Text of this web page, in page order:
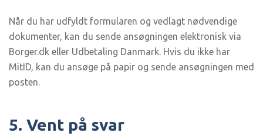
Når du har udfyldt formularen og vedlagt nødvendige
dokumenter, kan du sende ansøgningen elektronisk via
Borger.dk eller Udbetaling Danmark. Hvis du ikke har
MitID, kan du ansøge på papir og sende ansøgningen med
posten.
5. Vent på svar